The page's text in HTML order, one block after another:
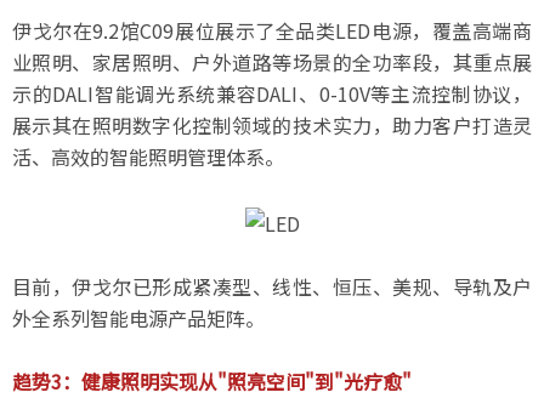
伊戈尔在9.2馆C09展位展示了全品类LED电源，覆盖高端商
业照明、家居照明、户外道路等场景的全功率段，其重点展
示的DALI智能调光系统兼容DALI、0-10V等主流控制协议，
展示其在照明数字化控制领域的技术实力，助力客户打造灵
活、高效的智能照明管理体系。
目前，伊戈尔已形成紧凑型、线性、恒压、美规、导轨及户
外全系列智能电源产品矩阵。
趋势3：健康照明实现从"照亮空间"到"光疗愈"